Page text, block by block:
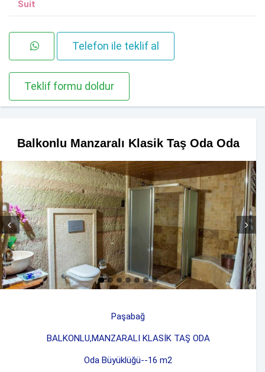
Suit
Telefon ile teklif al
Teklif formu doldur
Balkonlu Manzaralı Klasik Taş Oda Oda
Prev Next
Paşabağ
BALKONLU,MANZARALI KLASİK TAŞ ODA
Oda Büyüklüğü--16 m2